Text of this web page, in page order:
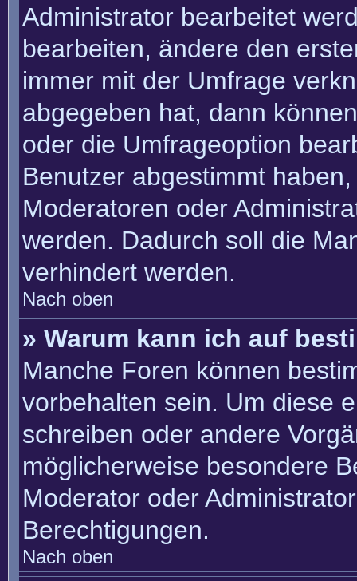
Administrator bearbeitet
bearbeiten, ändere den
immer mit der Umfrage
abgegeben hat, dann
oder die Umfrageoption
Benutzer abgestimmt
Moderatoren oder
werden. Dadurch soll die
verhindert werden.
Nach oben
» Warum kann ich auf
Manche Foren können
vorbehalten sein. Um diese
schreiben oder andere
möglicherweise besondere
Moderator oder
Berechtigungen.
Nach oben